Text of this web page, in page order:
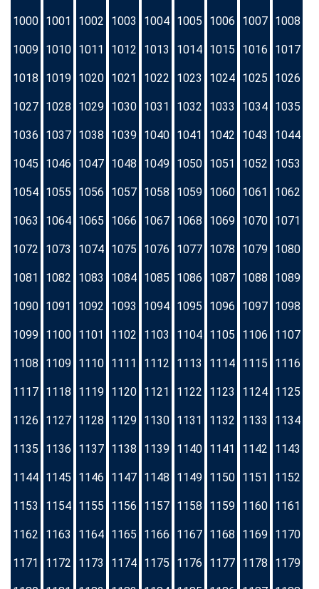
1000 1001 1002 1003 1004 1005 1006 1007 1008
1009 1010 1011 1012 1013 1014 1015 1016 1017
1018 1019 1020 1021 1022 1023 1024 1025 1026
1027 1028 1029 1030 1031 1032 1033 1034 1035
1036 1037 1038 1039 1040 1041 1042 1043 1044
1045 1046 1047 1048 1049 1050 1051 1052 1053
1054 1055 1056 1057 1058 1059 1060 1061 1062
1063 1064 1065 1066 1067 1068 1069 1070 1071
1072 1073 1074 1075 1076 1077 1078 1079 1080
1081 1082 1083 1084 1085 1086 1087 1088 1089
1090 1091 1092 1093 1094 1095 1096 1097 1098
1099 1100 1101 1102 1103 1104 1105 1106 1107
1108 1109 1110 1111 1112 1113 1114 1115 1116
1117 1118 1119 1120 1121 1122 1123 1124 1125
1126 1127 1128 1129 1130 1131 1132 1133 1134
1135 1136 1137 1138 1139 1140 1141 1142 1143
1144 1145 1146 1147 1148 1149 1150 1151 1152
1153 1154 1155 1156 1157 1158 1159 1160 1161
1162 1163 1164 1165 1166 1167 1168 1169 1170
1171 1172 1173 1174 1175 1176 1177 1178 1179